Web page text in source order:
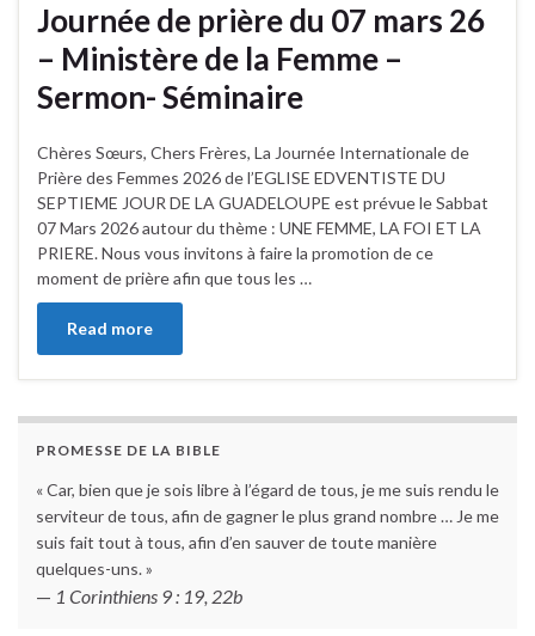
Journée de prière du 07 mars 26
– Ministère de la Femme –
Sermon- Séminaire
Chères Sœurs, Chers Frères, La Journée Internationale de
Prière des Femmes 2026 de l’EGLISE EDVENTISTE DU
SEPTIEME JOUR DE LA GUADELOUPE est prévue le Sabbat
07 Mars 2026 autour du thème : UNE FEMME, LA FOI ET LA
PRIERE. Nous vous invitons à faire la promotion de ce
moment de prière afin que tous les …
Read more
PROMESSE DE LA BIBLE
« Car, bien que je sois libre à l’égard de tous, je me suis rendu le
serviteur de tous, afin de gagner le plus grand nombre … Je me
suis fait tout à tous, afin d’en sauver de toute manière
quelques-uns. »
— 1 Corinthiens 9 : 19, 22b